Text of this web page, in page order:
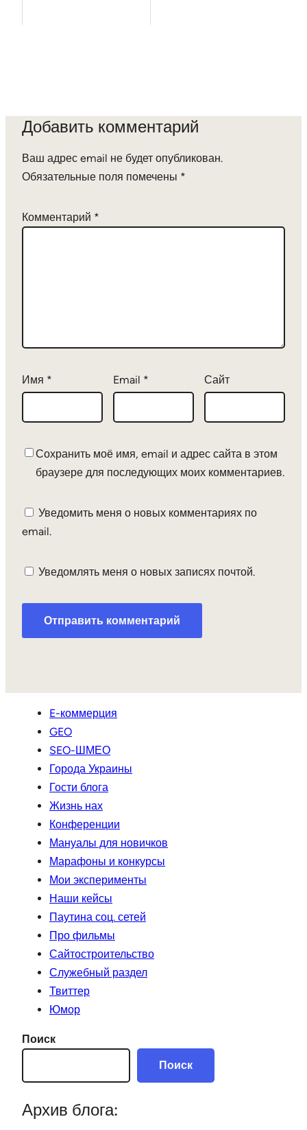
Добавить комментарий
Ваш адрес email не будет опубликован.
Обязательные поля помечены *
Комментарий *
Имя * Email * Сайт
Сохранить моё имя, email и адрес сайта в этом
браузере для последующих моих комментариев.
Уведомить меня о новых комментариях по
email.
Уведомлять меня о новых записях почтой.
E-коммерция
GEO
SEO-ШМЕО
Города Украины
Гости блога
Жизнь нах
Конференции
Мануалы для новичков
Марафоны и конкурсы
Мои эксперименты
Наши кейсы
Паутина соц. сетей
Про фильмы
Сайтостроительство
Служебный раздел
Твиттер
Юмор
Поиск
Поиск
Архив блога: